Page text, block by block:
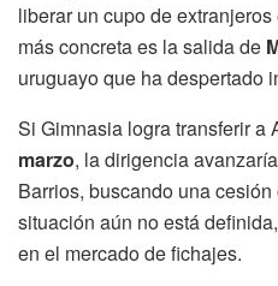
liberar un cupo de
más concreta es la salida de
uruguayo que ha despertado
Si Gimnasia logra transferir a
marzo, la dirigencia
Barrios, buscando una
situación aún no está
en el mercado de fichajes.